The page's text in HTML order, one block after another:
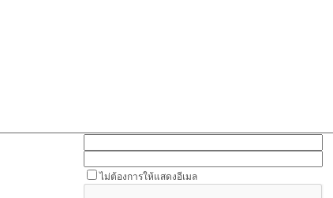
ไม่ต้องการให้แสดงอีเมล